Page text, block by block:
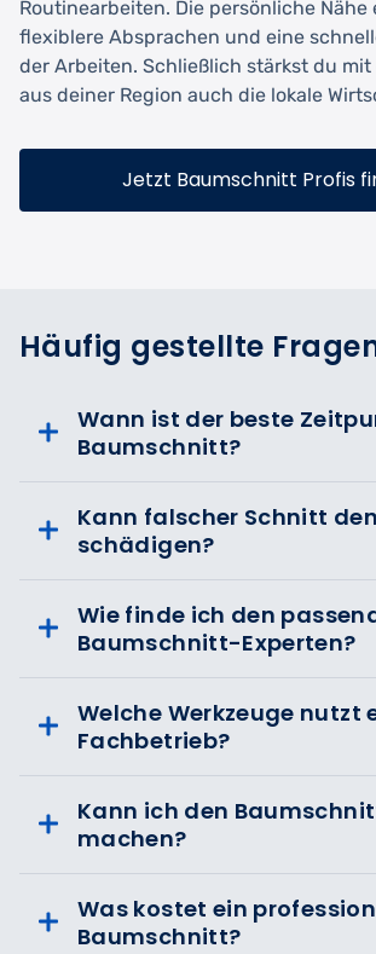
Routinearbeiten. Die persönliche
flexiblere Absprachen und eine
der Arbeiten. Schließlich stärkst du
aus deiner Region auch die lokale
Jetzt Baumschnitt Profis
Häufig gestellte
Wann ist der beste
Baumschnitt?
Kann falscher Schnitt
schädigen?
Wie finde ich den
Baumschnitt-Experten?
Welche Werkzeuge nutzt
Fachbetrieb?
Kann ich den
machen?
Was kostet ein
Baumschnitt?